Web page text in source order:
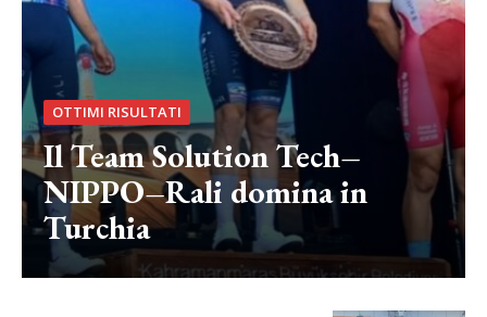
OTTIMI RISULTATI
Il Team Solution Tech–
NIPPO–Rali domina in
Turchia